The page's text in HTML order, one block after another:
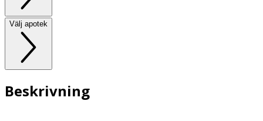
Välj apotek
Beskrivning